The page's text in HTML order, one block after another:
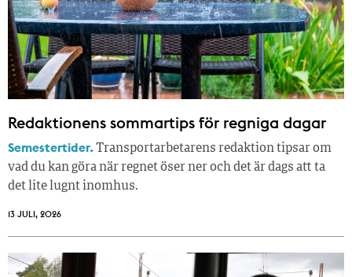
Redaktionens sommar­tips för regniga dagar
Semestertider.Transportarbetarens redaktion tipsar om
vad du kan göra när regnet öser ner och det är dags att ta
det lite lugnt inomhus.
13 JULI, 2026